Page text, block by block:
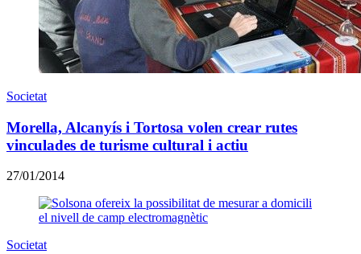
Societat
Morella, Alcanyís i Tortosa volen crear rutes
vinculades de turisme cultural i actiu
27/01/2014
Societat